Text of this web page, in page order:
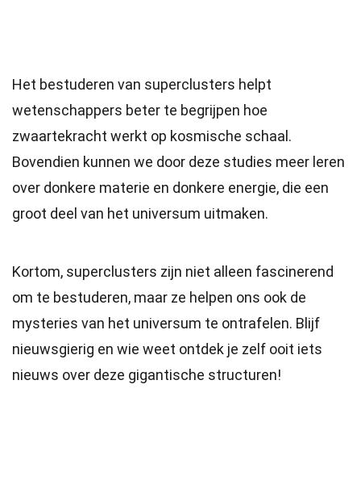
Het bestuderen van superclusters helpt
wetenschappers beter te begrijpen hoe
zwaartekracht werkt op kosmische schaal.
Bovendien kunnen we door deze studies meer leren
over donkere materie en donkere energie, die een
groot deel van het universum uitmaken.
Kortom, superclusters zijn niet alleen fascinerend
om te bestuderen, maar ze helpen ons ook de
mysteries van het universum te ontrafelen. Blijf
nieuwsgierig en wie weet ontdek je zelf ooit iets
nieuws over deze gigantische structuren!